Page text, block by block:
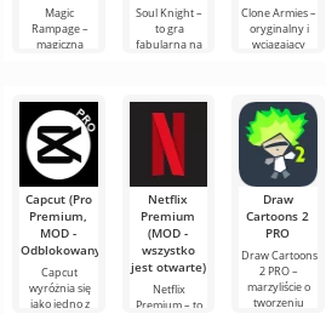
Magic
Rampage –
magiczna
gdzie epickie
bitwy i potężni
Soul Knight –
to gra
fabularna na
lokacji i
spotkania z
wrogami
Clone Armies –
oryginalny i
wciągający
Androida,
gdzie każdy
Capcut (Pro
Premium,
MOD -
Odblokowany)
Capcut
wyróżnia się
jako jedno z
Netflix
Premium
(MOD -
wszystko
jest otwarte)
Netflix
Premium – to
Draw
Cartoons 2
PRO
Draw Cartoons
2 PRO –
marzyliście o
tworzeniu